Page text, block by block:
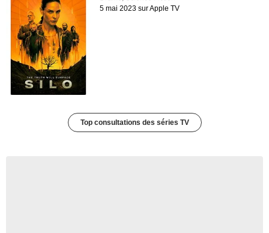
5 mai 2023 sur Apple TV
Top consultations des séries TV